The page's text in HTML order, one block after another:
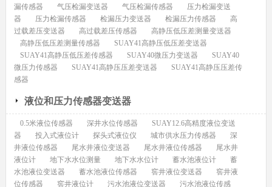
漏传感器
气压检漏变送器 气压检漏传感器
压力检漏变送
器
压力检漏传感器 检漏压力变送器 检漏压力传感器
高
过载差压变送器
高过载差压传感器
高静压低压差测量变送器
高静压低压差测量传感器
SUAY41高静压低压差变送器
SUAY41高静压低压差传感器
SUAY40微压力变送器
SUAY40
微压力传感器
SUAY41高静压压差变送器
SUAY41高静压压差传
感器
液位和压力传感器变送器
0.5米液位传感器 深井水位传感器
SUAY12.6高精度液位变送
器
投入式液位计 探头式液位仪 城市供水压力传感器
深
井液位传感器
尾水井液位变送器 尾水井液位传感器
尾水井
液位计
地下水水位测量 地下水水位计 蓄水池液位计
蓄
水池液位变送器
蓄水池液位传感器 窖井液位变送器
窖井液
位传感器
窖井液位计 污水池液位变送器
污水池液位传感